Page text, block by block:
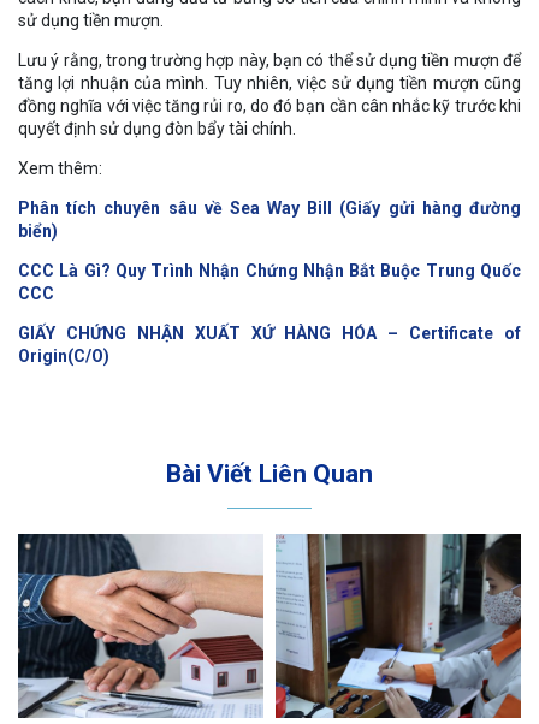
sử dụng tiền mượn.
Lưu ý rằng, trong trường hợp này, bạn có thể sử dụng tiền mượn để
tăng lợi nhuận của mình. Tuy nhiên, việc sử dụng tiền mượn cũng
đồng nghĩa với việc tăng rủi ro, do đó bạn cần cân nhắc kỹ trước khi
quyết định sử dụng đòn bẩy tài chính.
Xem thêm:
Phân tích chuyên sâu về Sea Way Bill (Giấy gửi hàng đường
biển)
CCC Là Gì? Quy Trình Nhận Chứng Nhận Bắt Buộc Trung Quốc
CCC
GIẤY CHỨNG NHẬN XUẤT XỨ HÀNG HÓA – Certificate of
Origin(C/O)
Bài Viết Liên Quan